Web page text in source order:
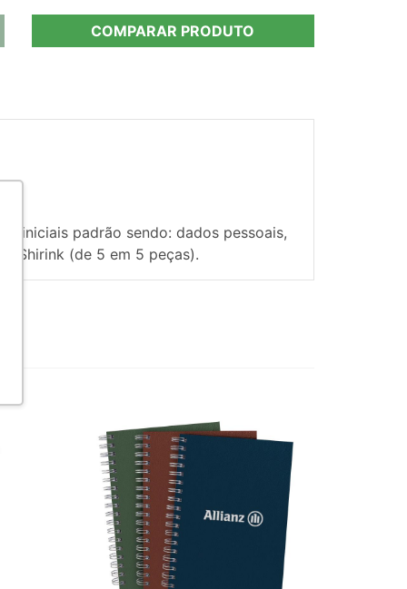
COMPARAR PRODUTO
iniciais padrão sendo: dados pessoais,
Shirink (de 5 em 5 peças).